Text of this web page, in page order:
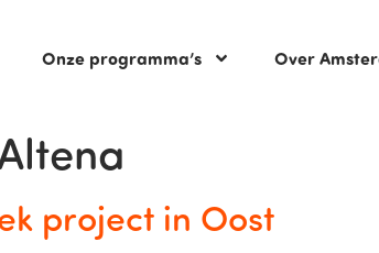
Onze programma’s Over
project in Oost